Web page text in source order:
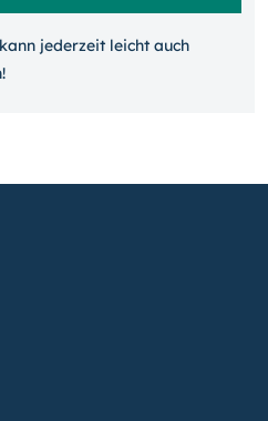
jeder­zeit leicht auch